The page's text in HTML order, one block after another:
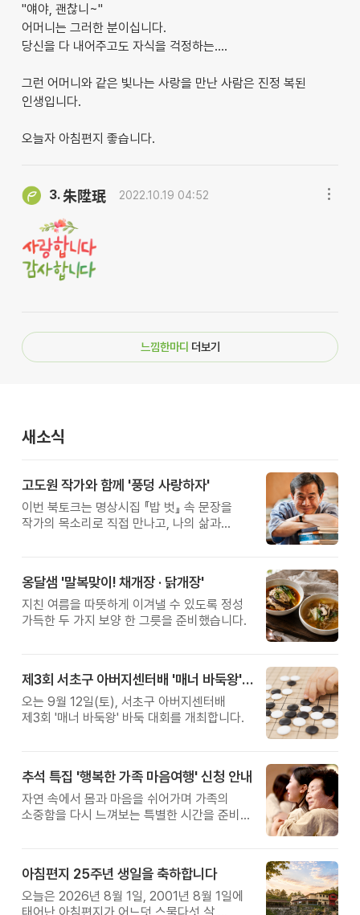
"얘야, 괜찮니~"
어머니는 그러한 분이십니다.
당신을 다 내어주고도 자식을 걱정하는....
그런 어머니와 같은 빛나는 사랑을 만난 사람은 진정 복된
인생입니다.
오늘자 아침편지 좋습니다.
3. 朱陞珉 2022.10.19 04:52
느낌한마디 더보기
새소식
고도원 작가와 함께 '풍덩 사랑하자'
이번 북토크는 명상시집 『밥 벗』 속 문장을
작가의 목소리로 직접 만나고, 나의 삶과
옹달샘 '말복맞이! 채개장 · 닭개장'
지친 여름을 따뜻하게 이겨낼 수 있도록 정성
가득한 두 가지 보양 한 그릇을 준비했습니다.
제3회 서초구 아버지센터배 '매너 바둑왕' 대회
오는 9월 12일(토), 서초구 아버지센터배
제3회 '매너 바둑왕' 바둑 대회를 개최합니다.
추석 특집 '행복한 가족 마음여행' 신청 안내
자연 속에서 몸과 마음을 쉬어가며 가족의
소중함을 다시 느껴보는 특별한 시간을 준비해
아침편지 25주년 생일을 축하합니다
오늘은 2026년 8월 1일, 2001년 8월 1일에